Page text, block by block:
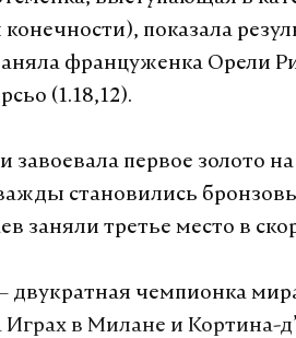
показала
француженка Орели
(1.18,12).
завоевала первое золото
становились
заняли третье место в
двукратная чемпионка
Играх в Милане и Кортина-